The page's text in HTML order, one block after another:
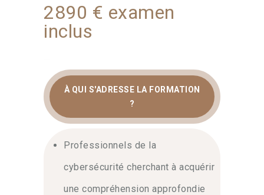
2890 € examen
inclus
FORMATION NIS 2 :
CERTIFICATION LEAD
CONFORMITÉ
À QUI S'ADRESSE LA FORMATION
?
Professionnels de la
cybersécurité cherchant à acquérir
une compréhension approfondie